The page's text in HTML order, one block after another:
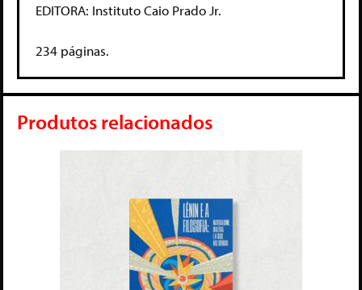
EDITORA: Instituto Caio Prado Jr.
234 páginas.
Produtos relacionados